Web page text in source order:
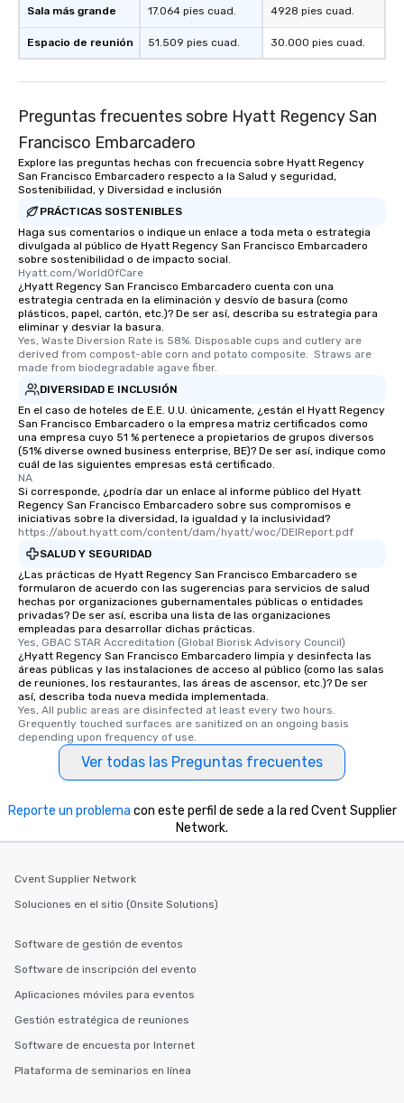
networking
knowledgeable,
who leads the group
fascinating stories.
interactive
Different Types of
convenient outing,
and your guests
discovered otherwise
at a typical corporate
cuisines and dishes.
selected dishes are
high standards to
from Day to Night
group experience,
key. Whether you
you to provide
needs. Go for as Long or as Short as
You Like Along with
scheduling, Lip
Tours also provides a
durations. Our
hours, with optional
Sala más grande
Espacio de reunión
17.064 pies cuad.
51.509 pies cuad.
4928 pies cuad.
30.000 pies cuad.
Preguntas frecuentes sobre Hyatt Regency San
Francisco Embarcadero
Explore las preguntas hechas con frecuencia sobre Hyatt Regency
San Francisco Embarcadero respecto a la Salud y seguridad,
Sostenibilidad, y Diversidad e inclusión
PRÁCTICAS SOSTENIBLES
Haga sus comentarios o indique un enlace a toda meta o estrategia
divulgada al público de Hyatt Regency San Francisco Embarcadero
sobre sostenibilidad o de impacto social.
Hyatt.com/WorldOfCare
¿Hyatt Regency San Francisco Embarcadero cuenta con una
estrategia centrada en la eliminación y desvío de basura (como
plásticos, papel, cartón, etc.)? De ser así, describa su estrategia para
eliminar y desviar la basura.
Yes, Waste Diversion Rate is 58%. Disposable cups and cutlery are
derived from compost-able corn and potato composite.  Straws are
made from biodegradable agave fiber.
DIVERSIDAD E INCLUSIÓN
En el caso de hoteles de E.E. U.U. únicamente, ¿están el Hyatt Regency
San Francisco Embarcadero o la empresa matriz certificados como
una empresa cuyo 51 % pertenece a propietarios de grupos diversos
(51% diverse owned business enterprise, BE)? De ser así, indique como
cuál de las siguientes empresas está certificado.
NA
Si corresponde, ¿podría dar un enlace al informe público del Hyatt
Regency San Francisco Embarcadero sobre sus compromisos e
iniciativas sobre la diversidad, la igualdad y la inclusividad?
https://about.hyatt.com/content/dam/hyatt/woc/DEIReport.pdf
SALUD Y SEGURIDAD
¿Las prácticas de Hyatt Regency San Francisco Embarcadero se
formularon de acuerdo con las sugerencias para servicios de salud
hechas por organizaciones gubernamentales públicas o entidades
privadas? De ser así, escriba una lista de las organizaciones
empleadas para desarrollar dichas prácticas.
Yes, GBAC STAR Accreditation (Global Biorisk Advisory Council)
¿Hyatt Regency San Francisco Embarcadero limpia y desinfecta las
áreas públicas y las instalaciones de acceso al público (como las salas
de reuniones, los restaurantes, las áreas de ascensor, etc.)? De ser
así, describa toda nueva medida implementada.
Yes, All public areas are disinfected at least every two hours.
Grequently touched surfaces are sanitized on an ongoing basis
depending upon frequency of use.
Ver todas las Preguntas frecuentes
Reporte un problema con este perfil de sede a la red Cvent Supplier
Network.
Cvent Supplier Network
Soluciones en el sitio (Onsite Solutions)
Software de gestión de eventos
Software de inscripción del evento
Aplicaciones móviles para eventos
Gestión estratégica de reuniones
Software de encuesta por Internet
Plataforma de seminarios en línea